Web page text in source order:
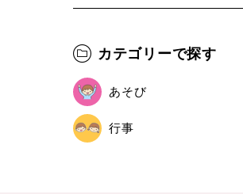
カテゴリーで探す
あそび
行事